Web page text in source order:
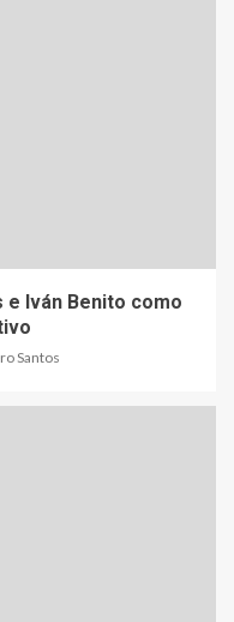
Iván Benito como
Santos